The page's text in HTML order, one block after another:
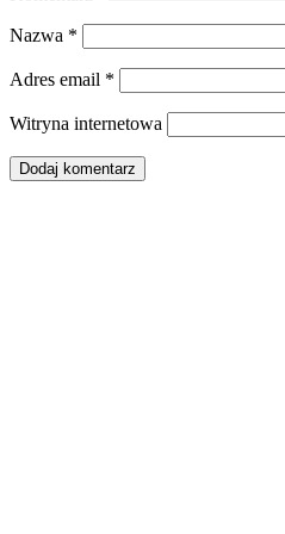
Nazwa *
Adres email *
Witryna internetowa